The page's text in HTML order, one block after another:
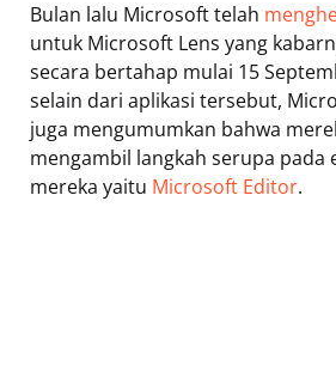
Bulan lalu Microsoft telah
untuk Microsoft Lens yang
secara bertahap mulai 15
selain dari aplikasi tersebut,
juga mengumumkan bahwa
mengambil langkah serupa pada
mereka yaitu Microsoft Editor.